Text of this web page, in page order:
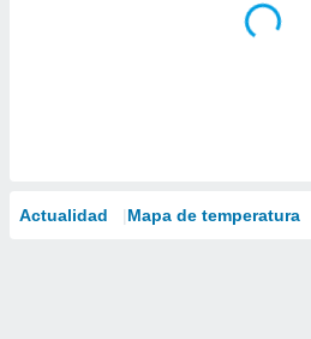
Actualidad Mapa de temperatura